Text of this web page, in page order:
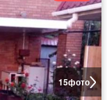
15фото